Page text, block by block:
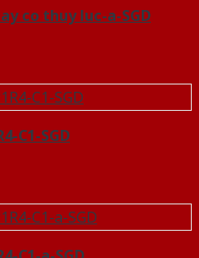
co thuy luc-a-SGD
C1-SGD